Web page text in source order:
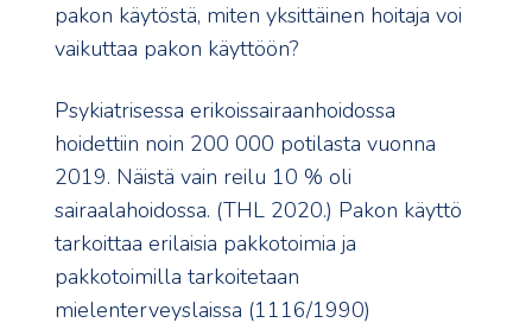
pakon käytöstä, miten yksittäinen hoitaja voi
vaikuttaa pakon käyttöön?
Psykiatrisessa erikoissairaanhoidossa
hoidettiin noin 200 000 potilasta vuonna
2019. Näistä vain reilu 10 % oli
sairaalahoidossa. (THL 2020.) Pakon käyttö
tarkoittaa erilaisia pakkotoimia ja
pakkotoimilla tarkoitetaan
mielenterveyslaissa (1116/1990)